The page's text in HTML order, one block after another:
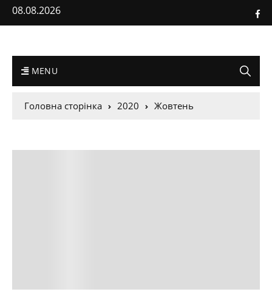
08.08.2026
MENU
Головна сторінка 2020 Жовтень